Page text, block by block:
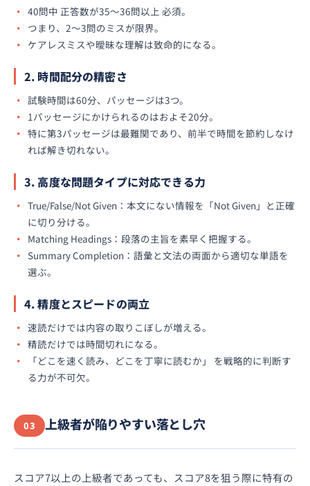
40問中 正答数が35〜36問以上 必須。
つまり、2〜3問のミスが限界。
ケアレスミスや曖昧な理解は致命的になる。
2. 時間配分の精密さ
試験時間は60分、パッセージは3つ。
1パッセージにかけられるのはおよそ20分。
特に第3パッセージは最難関であり、前半で時間を節約しなけ
れば解き切れない。
3. 高度な問題タイプに対応できる力
True/False/Not Given：本文にない情報を「Not Given」と正確
に切り分ける。
Matching Headings：段落の主旨を素早く把握する。
Summary Completion：語彙と文法の両面から適切な単語を
選ぶ。
4. 精度とスピードの両立
速読だけでは内容の取りこぼしが増える。
精読だけでは時間切れになる。
「どこを速く読み、どこを丁寧に読むか」 を戦略的に判断す
る力が不可欠。
03 上級者が陥りやすい落とし穴
スコア7以上の上級者であっても、スコア8を狙う際に特有の